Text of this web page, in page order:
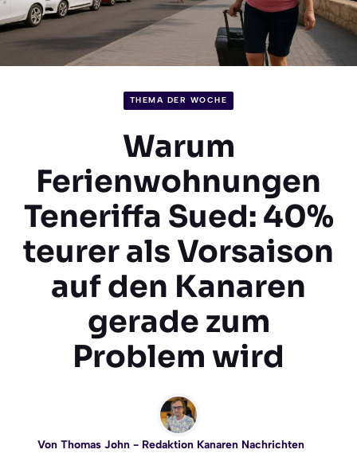
THEMA DER WOCHE
Warum
Ferienwohnungen
Teneriffa Sued: 40%
teurer als Vorsaison
auf den Kanaren
gerade zum
Problem wird
Von Thomas John- Redaktion Kanaren Nachrichten